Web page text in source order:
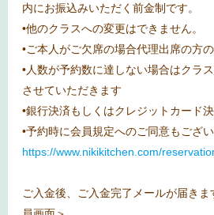
内にお振込みいただく前金制です。
•他のクラスへの変更はできません。
•ご本人がご欠席の場合代理出席の方
•人数が予約数に達しない場合はクラ
させていただきます
•銀行決済もしくはクレジットカード
•予約時に会員規定へのご同意もござ
https://www.nikikitchen.com/
ご入金後、ご入金完了メールが届き